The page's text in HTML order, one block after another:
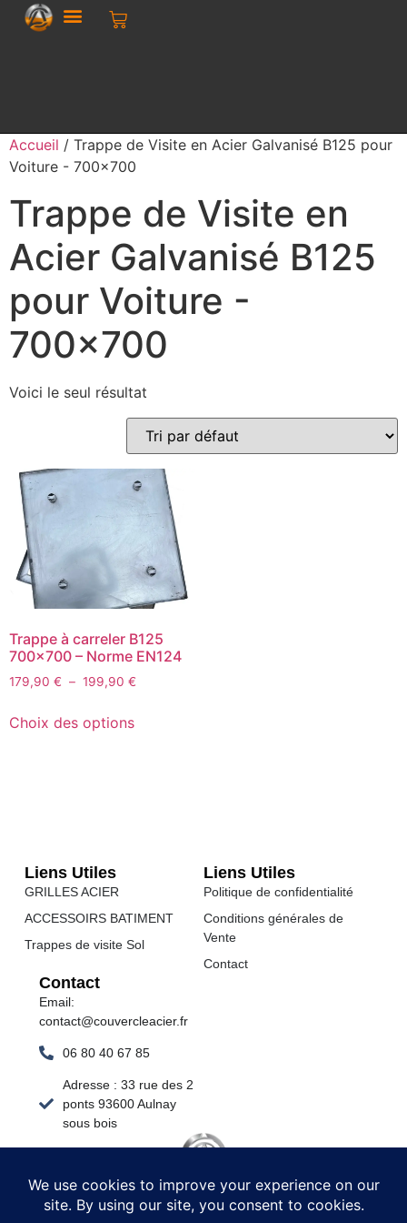
Accueil / Trappe de Visite en Acier Galvanisé B125 pour
Voiture - 700x700
Trappe de Visite en
Acier Galvanisé B125
pour Voiture -
700x700
Voici le seul résultat
Trappe à carreler B125
700×700 – Norme EN124
179,90 € – 199,90 €
Choix des options
Liens Utiles
GRILLES ACIER
ACCESSOIRS BATIMENT
Trappes de visite Sol
Liens Utiles
Politique de confidentialité
Conditions générales de
Vente
Contact
Contact
Email:
contact@couvercleacier.fr
06 80 40 67 85
Adresse : 33 rue des 2
ponts 93600 Aulnay
sous bois